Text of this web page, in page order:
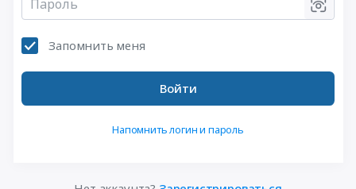
Запомнить меня
Войти
Напомнить логин и пароль